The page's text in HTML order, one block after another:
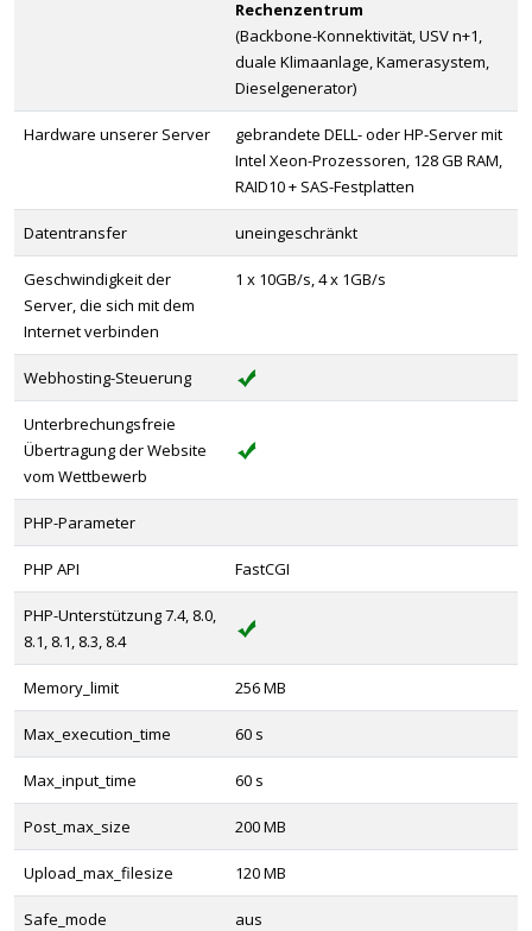
Rechenzentrum
(Backbone-Konnektivität, USV n+1,
duale Klimaanlage, Kamerasystem,
Dieselgenerator)
Hardware unserer Server
gebrandete DELL- oder HP-Server mit
Intel Xeon-Prozessoren, 128 GB RAM,
RAID10 + SAS-Festplatten
Datentransfer uneingeschränkt
Geschwindigkeit der
Server, die sich mit dem
Internet verbinden
1 x 10GB/s, 4 x 1GB/s
Webhosting-Steuerung
Unterbrechungsfreie
Übertragung der Website
vom Wettbewerb
PHP-Parameter
PHP API FastCGI
PHP-Unterstützung 7.4, 8.0,
8.1, 8.1, 8.3, 8.4
Memory_limit 256 MB
Max_execution_time 60 s
Max_input_time 60 s
Post_max_size 200 MB
Upload_max_filesize 120 MB
Safe_mode aus